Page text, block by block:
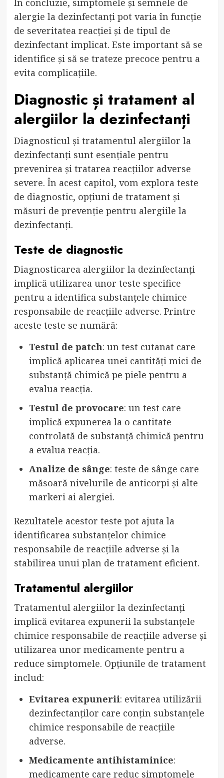
alergie la dezinfectanți pot varia în funcție
de severitatea reacției și de tipul de
dezinfectant implicat. Este important să se
identifice și să se trateze precoce pentru a
evita complicațiile.
Diagnostic și tratament al
alergiilor la dezinfectanți
Diagnosticul și tratamentul alergiilor la
dezinfectanți sunt esențiale pentru
prevenirea și tratarea reacțiilor adverse
severe. În acest capitol, vom explora teste
de diagnostic, opțiuni de tratament și
măsuri de prevenție pentru alergiile la
dezinfectanți.
Teste de diagnostic
Diagnosticarea alergiilor la dezinfectanți
implică utilizarea unor teste specifice
pentru a identifica substanțele chimice
responsabile de reacțiile adverse. Printre
aceste teste se numără:
Testul de patch: un test cutanat care
implică aplicarea unei cantități mici de
substanță chimică pe piele pentru a
evalua reacția.
Testul de provocare: un test care
implică expunerea la o cantitate
controlată de substanță chimică pentru
a evalua reacția.
Analize de sânge: teste de sânge care
măsoară nivelurile de anticorpi și alte
markeri ai alergiei.
Rezultatele acestor teste pot ajuta la
identificarea substanțelor chimice
responsabile de reacțiile adverse și la
stabilirea unui plan de tratament eficient.
Tratamentul alergiilor
Tratamentul alergiilor la dezinfectanți
implică evitarea expunerii la substanțele
chimice responsabile de reacțiile adverse și
utilizarea unor medicamente pentru a
reduce simptomele. Opțiunile de tratament
includ:
Evitarea expunerii: evitarea utilizării
dezinfectanților care conțin substanțele
chimice responsabile de reacțiile
adverse.
Medicamente antihistaminice:
medicamente care reduc simptomele